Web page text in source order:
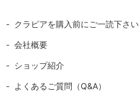
クラピアを購入前にご一読下さい
会社概要
ショップ紹介
よくあるご質問（Q&A）